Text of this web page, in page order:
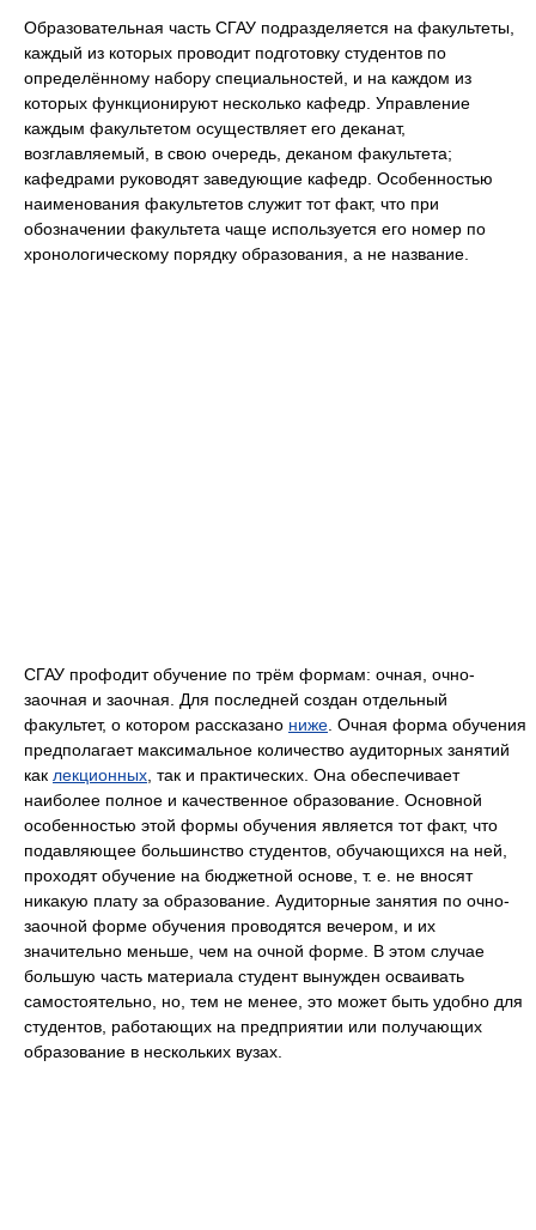
Образовательная часть СГАУ подразделяется на факультеты,
каждый из которых проводит подготовку студентов по
определённому набору специальностей, и на каждом из
которых функционируют несколько кафедр. Управление
каждым факультетом осуществляет его деканат,
возглавляемый, в свою очередь, деканом факультета;
кафедрами руководят заведующие кафедр. Особенностью
наименования факультетов служит тот факт, что при
обозначении факультета чаще используется его номер по
хронологическому порядку образования, а не название.
СГАУ профодит обучение по трём формам: очная, очно-
заочная и заочная. Для последней создан отдельный
факультет, о котором рассказано ниже . Очная форма обучения
предполагает максимальное количество аудиторных занятий
как лекционных , так и практических. Она обеспечивает
наиболее полное и качественное образование. Основной
особенностью этой формы обучения является тот факт, что
подавляющее большинство студентов, обучающихся на ней,
проходят обучение на бюджетной основе, т. е. не вносят
никакую плату за образование. Аудиторные занятия по очно-
заочной форме обучения проводятся вечером, и их
значительно меньше, чем на очной форме. В этом случае
большую часть материала студент вынужден осваивать
самостоятельно, но, тем не менее, это может быть удобно для
студентов, работающих на предприятии или получающих
образование в нескольких вузах.